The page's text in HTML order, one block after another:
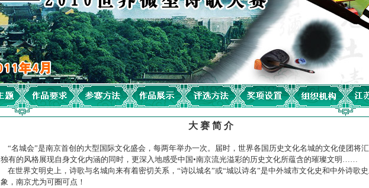
大 赛 简 介
“名城会”是南京首创的大型国际文化盛会，每两年举办一次。届时，世界各国历史文化名城的文化使团将
独有的风格展现自身文化内涵的同时，更深入地感受中国•南京流光溢彩的历史文化所蕴含的璀璨文明……
在世界文明史上，诗歌与名城向来有着密切关系，“诗以城名”或“城以诗名”是中外城市文化史和中外诗歌
象，南京尤为可圈可点！